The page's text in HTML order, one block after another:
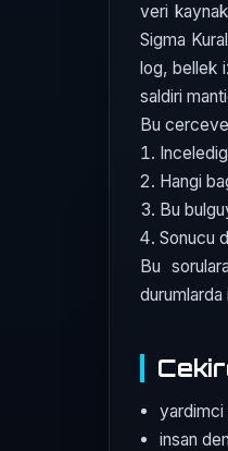
veri
Sigma
log, bellek
saldiri
Bu
Hangi
Bu
Sonucu
Bu
yardimci
insan